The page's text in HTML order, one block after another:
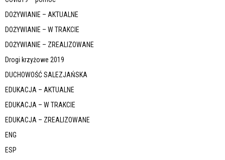
DOŻYWIANIE – AKTUALNE
DOŻYWIANIE – W TRAKCIE
DOŻYWIANIE – ZREALIZOWANE
Drogi krzyżowe 2019
DUCHOWOŚĆ SALEZJAŃSKA
EDUKACJA – AKTUALNE
EDUKACJA – W TRAKCIE
EDUKACJA – ZREALIZOWANE
ENG
ESP